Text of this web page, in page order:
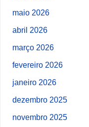
maio 2026
abril 2026
março 2026
fevereiro 2026
janeiro 2026
dezembro 2025
novembro 2025